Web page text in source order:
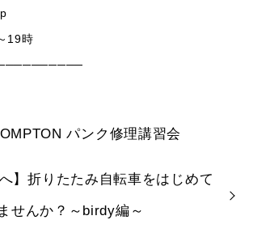
19時
パンク修理講習会
】折りたたみ自転車をはじめて
せんか？～birdy編～